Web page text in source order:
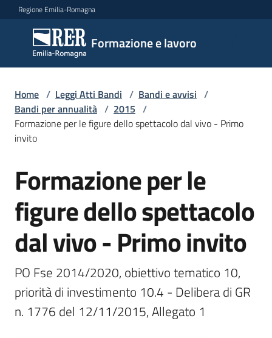
Vai al contenuto
Vai alla navigazione
Vai al footer
Regione Emilia-Romagna
Formazione e lavoro
Formazione
e lavoro
Argomenti
Servizi
Leggi
Atti
Bandi
Home / Leggi Atti Bandi / Bandi e avvisi /
Bandi per annualità / 2015 /
Formazione per le figure dello spettacolo dal vivo - Primo
invito
Salta al contenuto
Formazione per le
figure dello spettacolo
dal vivo - Primo invito
PO Fse 2014/2020, obiettivo tematico 10,
priorità di investimento 10.4 - Delibera di GR
n. 1776 del 12/11/2015, Allegato 1